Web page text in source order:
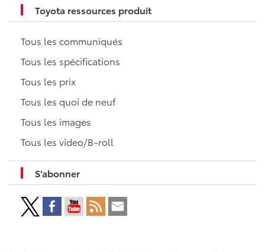
Toyota ressources produit
Tous les communiqués
Tous les spécifications
Tous les prix
Tous les quoi de neuf
Tous les images
Tous les video/B-roll
S’abonner